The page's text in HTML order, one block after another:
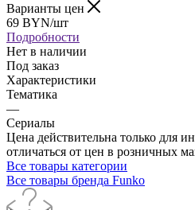
Варианты цен
69 BYN/шт
Подробности
Нет в наличии
Под заказ
Характеристики
Тематика
—
Сериалы
Цена действительна только для
отличаться от цен в розничных
Все товары категории
Все товары бренда Funko